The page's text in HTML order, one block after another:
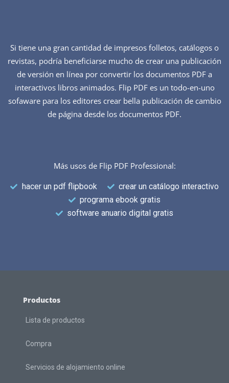
Si tiene una gran cantidad de impresos folletos, catálogos o
revistas, podría beneficiarse mucho de crear una publicación
de versión en línea por convertir los documentos PDF a
interactivos libros animados. Flip PDF es un todo-en-uno
sofaware para los editores crear bella publicación de cambio
de página desde los documentos PDF.
Más usos de Flip PDF Professional:
hacer un pdf flipbook
crear un catálogo interactivo
programa ebook gratis
software anuario digital gratis
Productos
Lista de productos
Compra
Servicios de alojamiento online